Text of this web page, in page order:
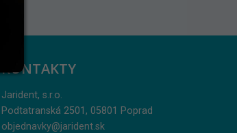
KONTAKTY
Jarident, s.r.o.
Podtatranská 2501, 05801 Poprad
objednavky@jarident.sk